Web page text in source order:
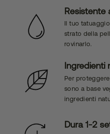
Resistente
Il tuo
strato della
rovinarlo.
Ingredienti
Per
sono a base
ingredienti
Dura 1-2